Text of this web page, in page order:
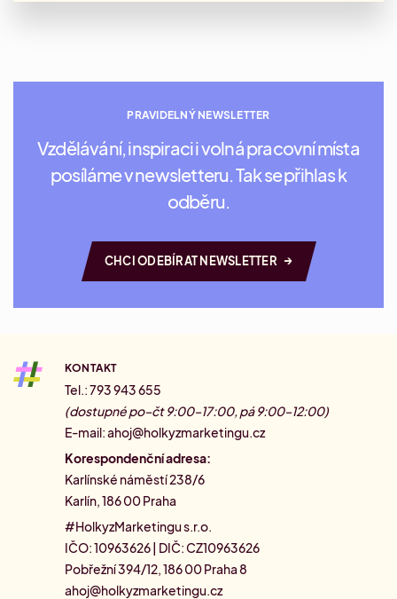
PRAVIDELNÝ NEWSLETTER
Vzdělávání, inspiraci i volná pracovní místa
posíláme v newsletteru. Tak se přihlas k
odběru.
CHCI ODEBÍRAT NEWSLETTER →
KONTAKT
Tel.: 793 943 655
(dostupné po–čt 9:00–17:00, pá 9:00–12:00)
E-mail:ahoj@holkyzmarketingu.cz
Korespondenční adresa:
Karlínské náměstí 238/6
Karlín, 186 00 Praha
#HolkyzMarketingu s.r.o.
IČO: 10963626 | DIČ: CZ10963626
Pobřežní 394/12, 186 00 Praha 8
ahoj@holkyzmarketingu.cz